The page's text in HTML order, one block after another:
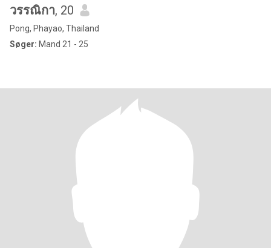
วรรณิกา, 20
Pong, Phayao, Thailand
Søger: Mand 21 - 25